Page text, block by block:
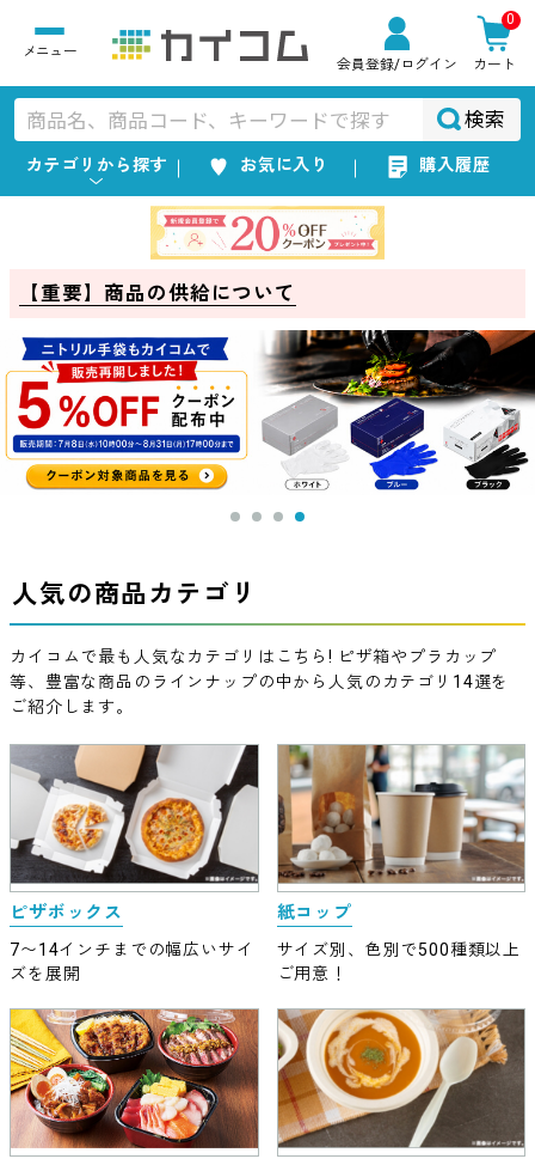
会員登録/ログイン
0
カート
検索
カテゴリから探す お気に入り 購入履歴
【重要】商品の供給について
人気の商品カテゴリ
カイコムで最も人気なカテゴリはこちら! ピザ箱やプラカップ
等、豊富な商品のラインナップの中から人気のカテゴリ14選を
ご紹介します。
ピザボックス
7〜14インチまでの幅広いサイ
ズを展開
紙コップ
サイズ別、色別で500種類以上
ご用意！